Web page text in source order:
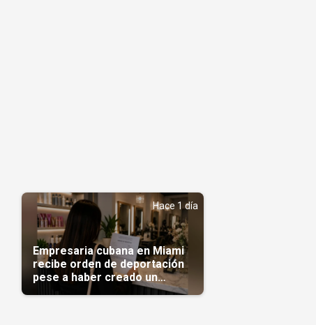
Hace 1 día
Empresaria cubana en Miami
recibe orden de deportación
pese a haber creado un